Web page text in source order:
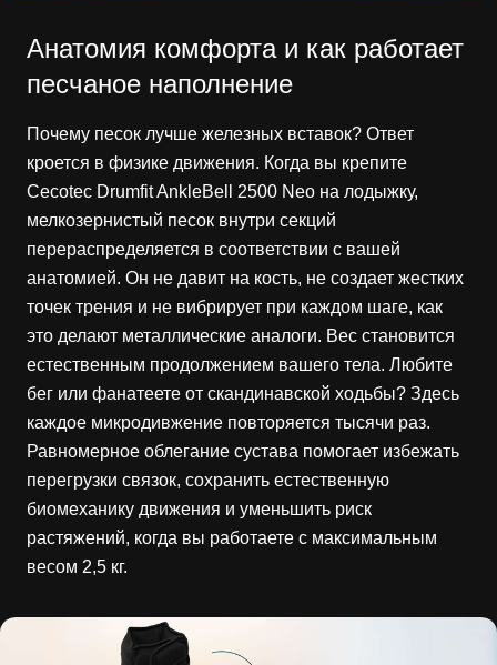
Анатомия комфорта и как работает
песчаное наполнение
Почему песок лучше железных вставок? Ответ
кроется в физике движения. Когда вы крепите
Cecotec Drumfit AnkleBell 2500 Neo на лодыжку,
мелкозернистый песок внутри секций
перераспределяется в соответствии с вашей
анатомией. Он не давит на кость, не создает жестких
точек трения и не вибрирует при каждом шаге, как
это делают металлические аналоги. Вес становится
естественным продолжением вашего тела. Любите
бег или фанатеете от скандинавской ходьбы? Здесь
каждое микродивжение повторяется тысячи раз.
Равномерное облегание сустава помогает избежать
перегрузки связок, сохранить естественную
биомеханику движения и уменьшить риск
растяжений, когда вы работаете с максимальным
весом 2,5 кг.